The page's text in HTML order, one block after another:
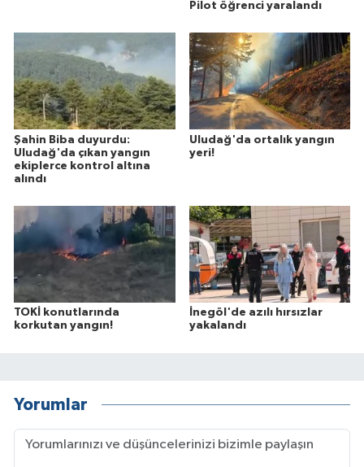
Pilot öğrenci yaralandı
Şahin Biba duyurdu:
Uludağ'da çıkan yangın
ekiplerce kontrol altına
alındı
Uludağ'da ortalık yangın
yeri!
TOKİ konutlarında
korkutan yangın!
İnegöl'de azılı hırsızlar
yakalandı
Yorumlar